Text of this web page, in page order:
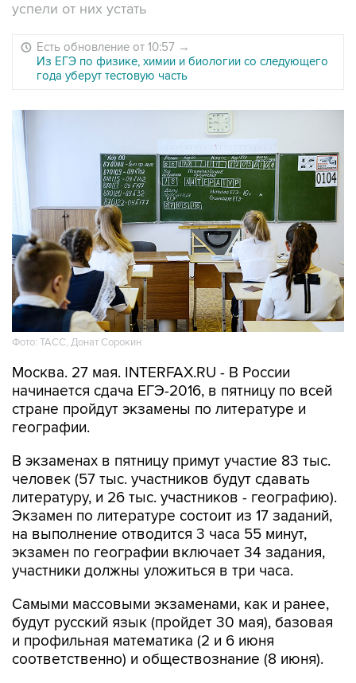
успели от них устать
Есть обновление от 10:57 →
Из ЕГЭ по физике, химии и биологии со следующего
года уберут тестовую часть
Фото: ТАСС, Донат Сорокин
Москва. 27 мая. INTERFAX.RU - В России
начинается сдача ЕГЭ-2016, в пятницу по всей
стране пройдут экзамены по литературе и
географии.
В экзаменах в пятницу примут участие 83 тыс.
человек (57 тыс. участников будут сдавать
литературу, и 26 тыс. участников - географию).
Экзамен по литературе состоит из 17 заданий,
на выполнение отводится 3 часа 55 минут,
экзамен по географии включает 34 задания,
участники должны уложиться в три часа.
Самыми массовыми экзаменами, как и ранее,
будут русский язык (пройдет 30 мая), базовая
и профильная математика (2 и 6 июня
соответственно) и обществознание (8 июня).